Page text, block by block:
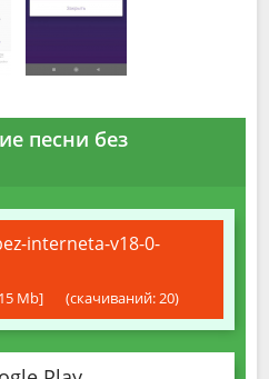
песни без
interneta-v18-0-
Mb] (cкачиваний: 20)